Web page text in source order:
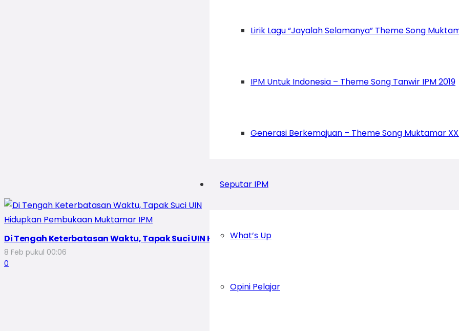
Lirik Lagu “Jayalah Selamanya” Theme Song
IPM Untuk Indonesia – Theme Song Tanwir IPM 2019
Generasi Berkemajuan – Theme Song Muktamar
Seputar IPM
What’s Up
Opini Pelajar
Di Tengah Keterbatasan Waktu, Tapak Suci UIN Hidupkan Pembukaan Muktamar IPM
8 Feb pukul 00:06
0